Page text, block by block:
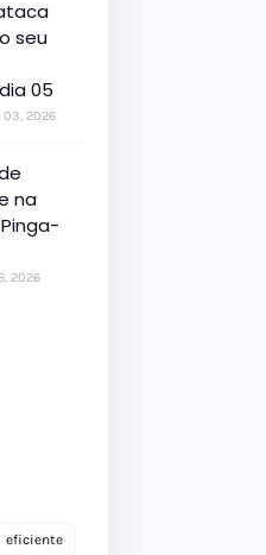
seu
05
03, 2026
na
2026
eficiente